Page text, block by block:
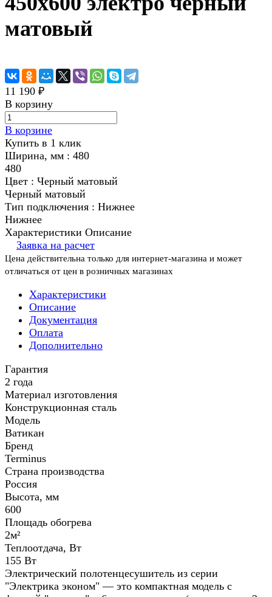
матовый
11 190 ₽
В корзину
В корзине
Купить в 1 клик
Ширина, мм : 480
480
Цвет : Черный матовый
Черный матовый
Тип подключения : Нижнее
Нижнее
Характеристики Описание
Заявка на расчет
Цена действительна только для интернет-магазина и может
отличаться от цен в розничных магазинах
Характеристики
Описание
Документация
Оплата
Дополнительно
Гарантия
2 года
Материал изготовления
Конструкционная сталь
Модель
Ватикан
Бренд
Terminus
Страна производства
Россия
Высота, мм
600
Площадь обогрева
2м²
Теплоотдача, Вт
155 Вт
Электрический полотенцесушитель из серии
"Электрика эконом" — это компактная модель с